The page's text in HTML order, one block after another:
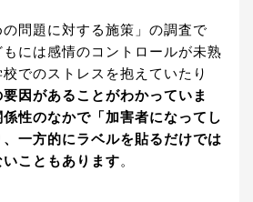
問題に対する施策」の調査で
には感情のコントロールが未熟
でのストレスを抱えていたり
因があることがわかっていま
性のなかで「加害者になってし
一方的にラベルを貼るだけでは
こともあります。